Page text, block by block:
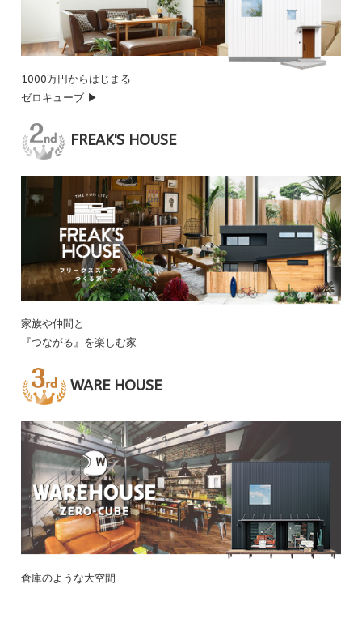
1000万円からはじまる
ゼロキューブ ▶
FREAK'S HOUSE
家族や仲間と
『つながる』を楽しむ家
WARE HOUSE
倉庫のような大空間